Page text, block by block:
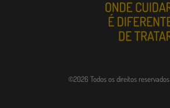
©2026 Todos os direitos reservados